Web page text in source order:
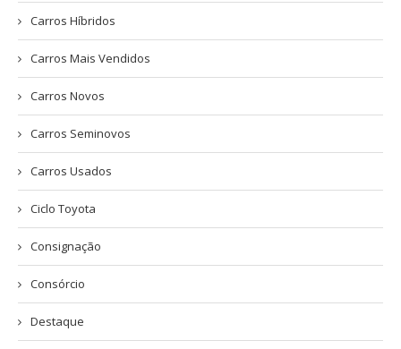
Carros Híbridos
Carros Mais Vendidos
Carros Novos
Carros Seminovos
Carros Usados
Ciclo Toyota
Consignação
Consórcio
Destaque